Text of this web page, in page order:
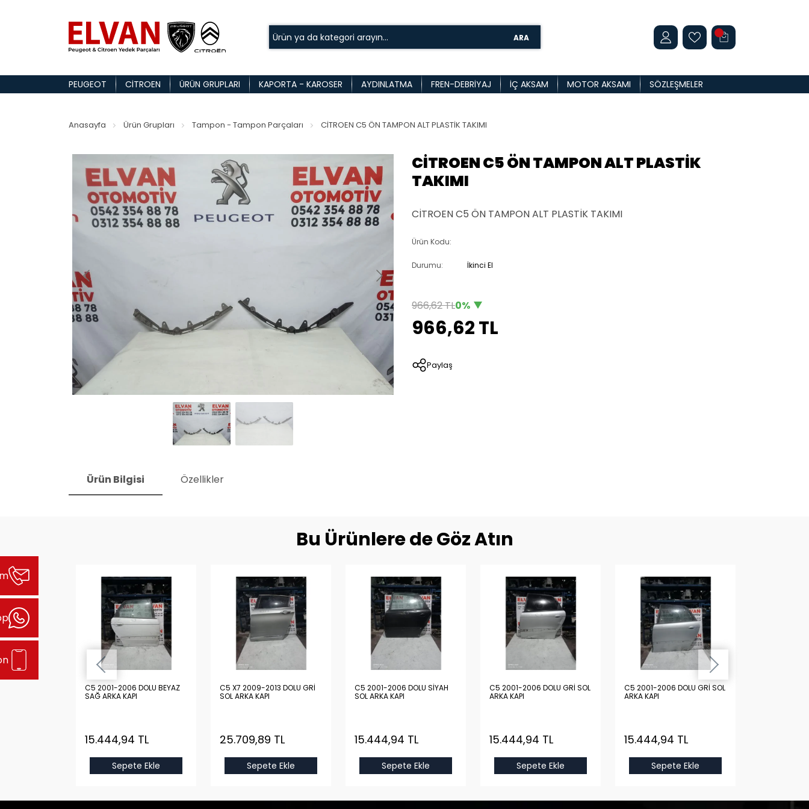
ARA
PEUGEOT CITROEN ÜRÜN GRUPLARI KAPORTA - KAROSER AYDINLATMA FREN-DEBRIYAJ İÇ AKSAM MOTOR AKSAMI SÖZLEŞMELER
Anasayfa Ürün Grupları Tampon - Tampon Parçaları CİTROEN C5 ÖN TAMPON ALT PLASTİK TAKIMI
CİTROEN C5 ÖN TAMPON ALT PLASTİK
TAKIMI
CİTROEN C5 ÖN TAMPON ALT PLASTİK TAKIMI
Ürün Kodu:
Durumu: İkinci El
966,62 TL0%
966,62 TL
Paylaş
Ürün Bilgisi Özellikler
Bu Ürünlere de Göz Atın
C5 2001-2006 DOLU BEYAZ
SAĞ ARKA KAPI
15.444,94 TL
Sepete Ekle
C5 X7 2009-2013 DOLU GRİ
SOL ARKA KAPI
25.709,89 TL
Sepete Ekle
C5 2001-2006 DOLU SİYAH
SOL ARKA KAPI
15.444,94 TL
Sepete Ekle
C5 2001-2006 DOLU GRİ SOL
ARKA KAPI
15.444,94 TL
Sepete Ekle
C5 2001-2006 DOLU GRİ SOL
ARKA KAPI
15.444,94 TL
Sepete Ekle